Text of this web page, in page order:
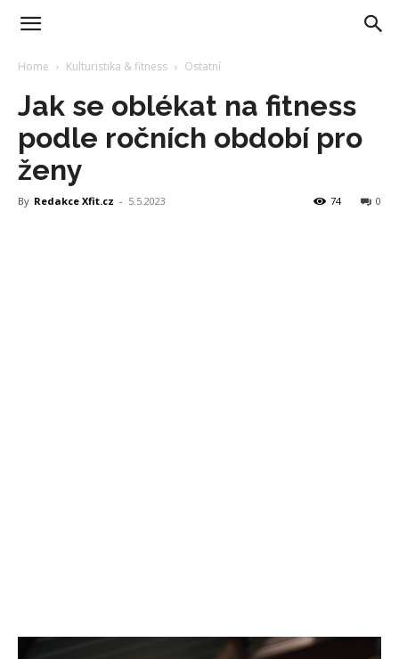
Home Kulturistika & fitness Ostatní
Jak se oblékat na fitness
podle ročních období pro
ženy
By Redakce Xfit.cz - 5.5.2023 0
74